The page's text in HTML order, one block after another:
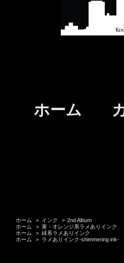
ホーム
ホーム > インク > 2nd Album
ホーム
> 黄・オレンジ系ラメありインク
ホーム
> 緑系ラメありインク
ホーム
> ラメありインク-shimmering ink-